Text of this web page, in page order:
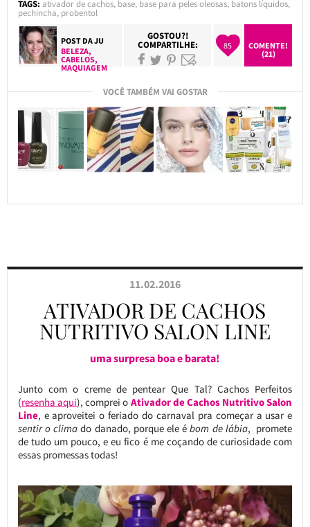
TAGS: ativador de cachos, base, base para peles oleosas, batons líquidos,
pechincha, probentol
POST DAJU
BELEZA,
CABELOS,
MAQUIAGEM
GOSTOU?!
COMPARTILHE: 85
COMENTE!
(21)
VOCÊ TAMBÉM VAI GOSTAR
11.02.2016
ATIVADOR DE CACHOS
NUTRITIVO SALON LINE
uma surpresa boa e barata!
Junto com o creme de pentear Que Tal? Cachos Perfeitos
(resenha aqui), comprei o Ativador de Cachos Nutritivo Salon
Line, e aproveitei o feriado do carnaval pra começar a usar e
sentir o clima do danado, porque ele ébom de lábia, promete
de tudo um pouco, e eu fico é me coçando de curiosidade com
essas promessas todas!